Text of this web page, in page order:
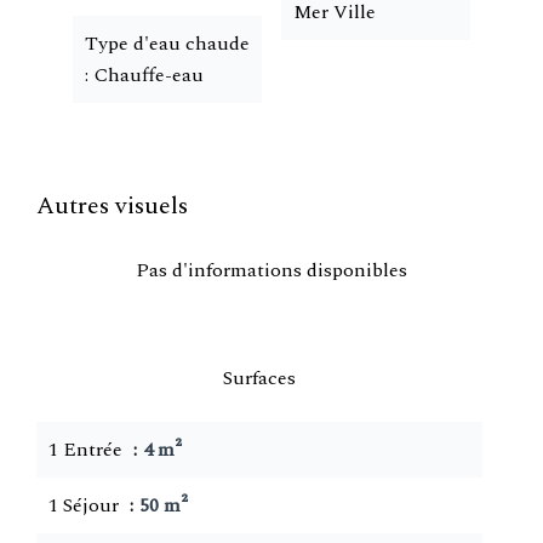
Type d'eau chaude
Chauffe-eau
Mer Ville
Autres visuels
Pas d'informations disponibles
Surfaces
1 Entrée
4 m²
1 Séjour
50 m²